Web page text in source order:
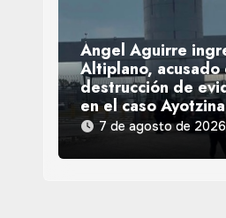
Ángel Aguirre
Altiplano, acusado
destrucción de
en el caso
7 de agosto de 2026